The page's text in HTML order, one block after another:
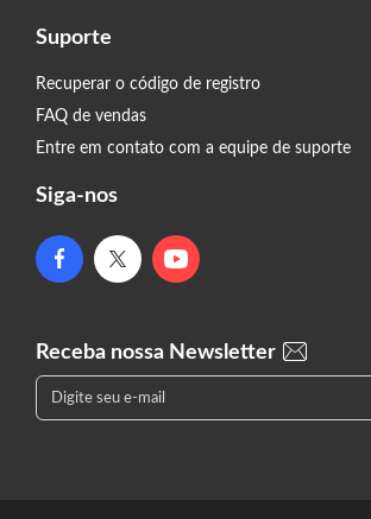
Suporte
Recuperar o código de registro
FAQ de vendas
Entre em contato com a equipe de suporte
Siga-nos
Receba nossa Newsletter